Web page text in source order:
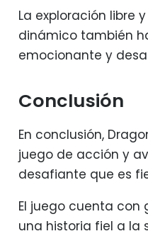
La exploración libre
dinámico también
emocionante y
Conclusión
En conclusión,
juego de acción y
desafiante que es
El juego cuenta con
una historia fiel a la